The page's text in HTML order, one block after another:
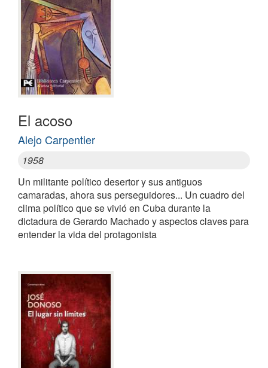
El acoso
Alejo Carpentier
1958
Un militante político desertor y sus antiguos
camaradas, ahora sus perseguidores... Un cuadro del
clima político que se vivió en Cuba durante la
dictadura de Gerardo Machado y aspectos claves para
entender la vida del protagonista